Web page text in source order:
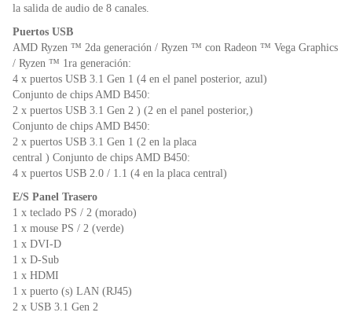
la salida de audio de 8 canales.
Puertos USB
AMD Ryzen ™ 2da generación / Ryzen ™ con Radeon ™ Vega Graphics
/ Ryzen ™ 1ra generación:
4 x puertos USB 3.1 Gen 1 (4 en el panel posterior, azul)
Conjunto de chips AMD B450:
2 x puertos USB 3.1 Gen 2 ) (2 en el panel posterior,)
Conjunto de chips AMD B450:
2 x puertos USB 3.1 Gen 1 (2 en la placa
central ) Conjunto de chips AMD B450:
4 x puertos USB 2.0 / 1.1 (4 en la placa central)
E/S Panel Trasero
1 x teclado PS / 2 (morado)
1 x mouse PS / 2 (verde)
1 x DVI-D
1 x D-Sub
1 x HDMI
1 x puerto (s) LAN (RJ45)
2 x USB 3.1 Gen 2